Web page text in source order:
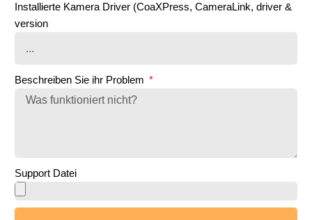
Installierte Kamera Driver (CoaXPress, CameraLink, driver &
version
Beschreiben Sie ihr Problem
Support Datei